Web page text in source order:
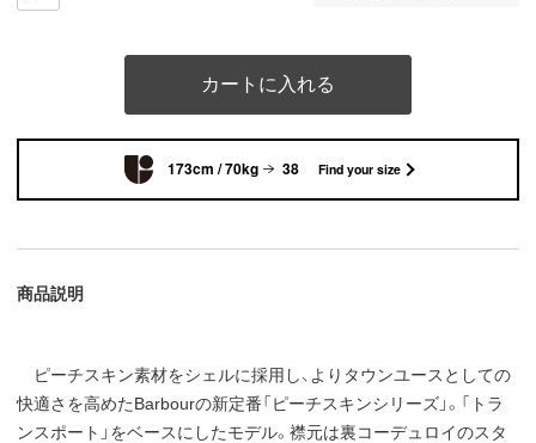
カートに入れる
173cm / 70kg 38 Find your size
商品説明
ピーチスキン素材をシェルに採用し、よりタウンユースとしての
快適さを高めたBarbourの新定番「ピーチスキンシリーズ」。「トラ
ンスポート」をベースにしたモデル。襟元は裏コーデュロイのスタ